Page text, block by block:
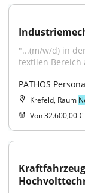
"...(m/w/d) in
textilen Bereich
PATHOS
Krefeld, Raum
Von 32.600,00